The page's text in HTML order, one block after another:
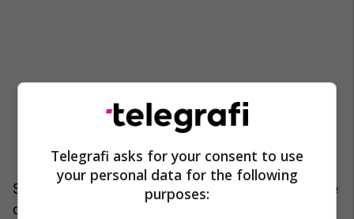
Së paku, Milani dhe Interi tash po rindërtohen, me
dy klubet që kanë menaxhment të ri dhe po
Telegrafi asks for your consent to use
your personal data for the following
purposes: